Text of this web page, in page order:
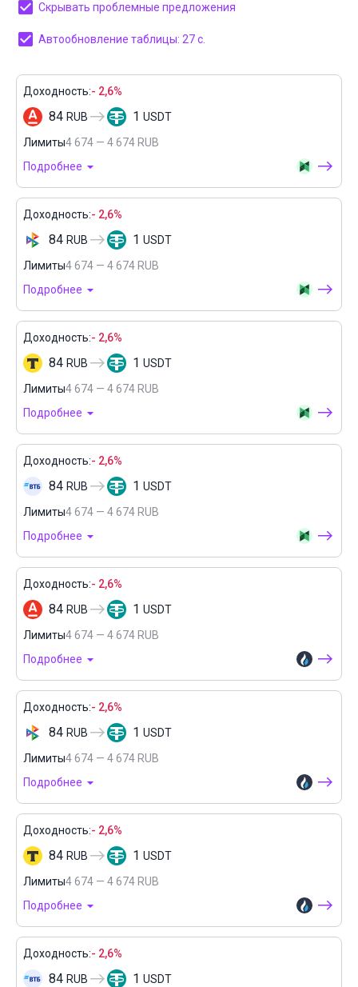
Скрывать проблемные предложения
Автообновление таблицы: 27 с.
Доходность:- 2,6%
84 RUB 1 USDT
Лимиты4 674 — 4 674 RUB
Подробнее
Доходность:- 2,6%
84 RUB 1 USDT
Лимиты4 674 — 4 674 RUB
Подробнее
Доходность:- 2,6%
84 RUB 1 USDT
Лимиты4 674 — 4 674 RUB
Подробнее
Доходность:- 2,6%
84 RUB 1 USDT
Лимиты4 674 — 4 674 RUB
Подробнее
Доходность:- 2,6%
84 RUB 1 USDT
Лимиты4 674 — 4 674 RUB
Подробнее
Доходность:- 2,6%
84 RUB 1 USDT
Лимиты4 674 — 4 674 RUB
Подробнее
Доходность:- 2,6%
84 RUB 1 USDT
Лимиты4 674 — 4 674 RUB
Подробнее
Доходность:- 2,6%
84 RUB 1 USDT